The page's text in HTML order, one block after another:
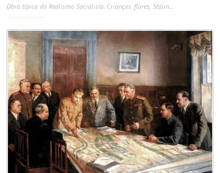
Obra típica do Realismo Socialista. Crianças, flores, Stálin…